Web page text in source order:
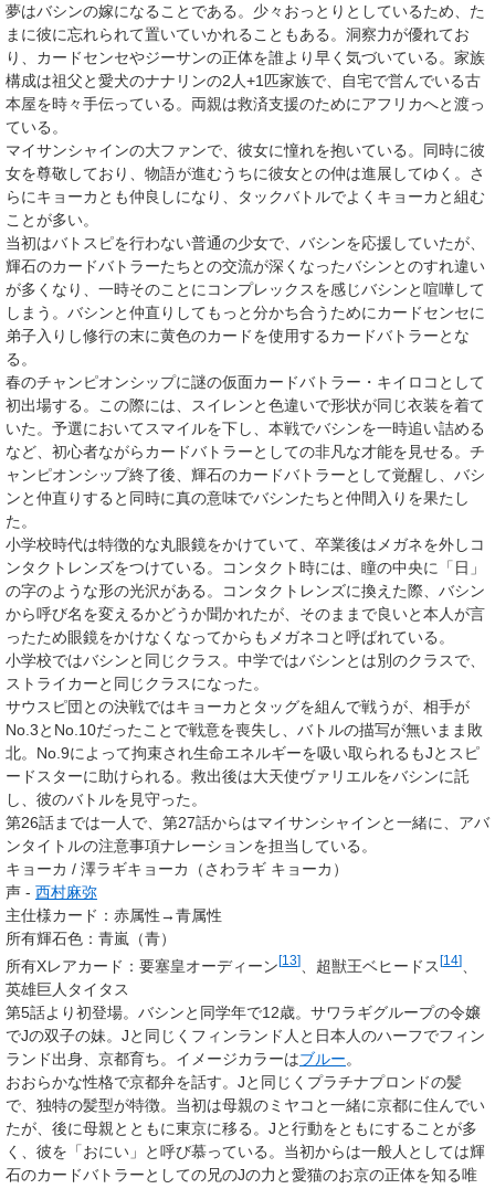
夢はバシンの嫁になることである。少々おっとりとしているため、た
まに彼に忘れられて置いていかれることもある。洞察力が優れてお
り、カードセンセやジーサンの正体を誰より早く気づいている。家族
構成は祖父と愛犬のナナリンの2人+1匹家族で、自宅で営んでいる古
本屋を時々手伝っている。両親は救済支援のためにアフリカへと渡っ
ている。
マイサンシャインの大ファンで、彼女に憧れを抱いている。同時に彼
女を尊敬しており、物語が進むうちに彼女との仲は進展してゆく。さ
らにキョーカとも仲良しになり、タックバトルでよくキョーカと組む
ことが多い。
当初はバトスピを行わない普通の少女で、バシンを応援していたが、
輝石のカードバトラーたちとの交流が深くなったバシンとのすれ違い
が多くなり、一時そのことにコンプレックスを感じバシンと喧嘩して
しまう。バシンと仲直りしてもっと分かち合うためにカードセンセに
弟子入りし修行の末に黄色のカードを使用するカードバトラーとな
る。
春のチャンピオンシップに謎の仮面カードバトラー・ キイロコ として
初出場する。この際には、スイレンと色違いで形状が同じ衣装を着て
いた。予選においてスマイルを下し、本戦でバシンを一時追い詰める
など、初心者ながらカードバトラーとしての非凡な才能を見せる。チ
ャンピオンシップ終了後、輝石のカードバトラーとして覚醒し、バシ
ンと仲直りすると同時に真の意味でバシンたちと仲間入りを果たし
た。
小学校時代は特徴的な丸眼鏡をかけていて、卒業後はメガネを外しコ
ンタクトレンズをつけている。コンタクト時には、瞳の中央に「日」
の字のような形の光沢がある。コンタクトレンズに換えた際、バシン
から呼び名を変えるかどうか聞かれたが、そのままで良いと本人が言
ったため眼鏡をかけなくなってからもメガネコと呼ばれている。
小学校ではバシンと同じクラス。中学ではバシンとは別のクラスで、
ストライカーと同じクラスになった。
サウスピ団との決戦ではキョーカとタッグを組んで戦うが、相手が
No.3とNo.10だったことで戦意を喪失し、バトルの描写が無いまま敗
北。No.9によって拘束され生命エネルギーを吸い取られるもJとスピ
ードスターに助けられる。救出後は大天使ヴァリエルをバシンに託
し、彼のバトルを見守った。
第26話までは一人で、第27話からはマイサンシャインと一緒に、アバ
ンタイトルの注意事項ナレーションを担当している。
キョーカ / 澤ラギキョーカ（さわラギ キョーカ）
声 - 西村麻弥
主仕様カード：赤属性→青属性
所有輝石色 ： 青嵐（青）
所有Xレアカード ： 要塞皇オーディーン[13] 超獣王ベヒードス[14]
英雄巨人タイタス
第5話より初登場。バシンと同学年で12歳。サワラギグループの令嬢
でJの双子の妹。Jと同じくフィンランド人と日本人のハーフでフィン
ランド出身、京都育ち。イメージカラーはブルー。
おおらかな性格で京都弁を話す。Jと同じくプラチナプロンドの髪
で、独特の髪型が特徴。当初は母親のミヤコと一緒に京都に住んでい
たが、後に母親とともに東京に移る。Jと行動をともにすることが多
く、彼を「おにい」と呼び慕っている。当初からは一般人としては輝
石のカードバトラーとしての兄のJの力と愛猫のお京の正体を知る唯